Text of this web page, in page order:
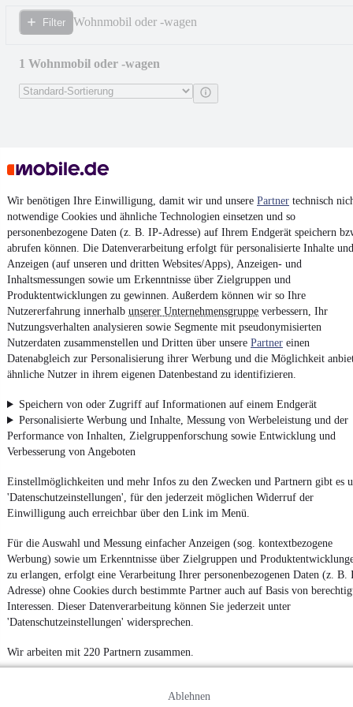
Wir benötigen Ihre Einwilligung, damit wir und unsere Partner technisch
notwendige Cookies und ähnliche Technologien einsetzen und so
personenbezogene Daten (z. B. IP-Adresse) auf Ihrem Endgerät speichern
abrufen können. Die Datenverarbeitung erfolgt für personalisierte Inhalte und
Anzeigen (auf unseren und dritten Websites/Apps), Anzeigen- und
Inhaltsmessungen sowie um Erkenntnisse über Zielgruppen und
Produktentwicklungen zu gewinnen. Außerdem können wir so Ihre
Nutzererfahrung innerhalb unserer Unternehmensgruppe verbessern, Ihr
Nutzungsverhalten analysieren sowie Segmente mit pseudonymisierten
Nutzerdaten zusammenstellen und Dritten über unsere Partner einen
Datenabgleich zur Personalisierung ihrer Werbung und die Möglichkeit
ähnliche Nutzer in ihrem eigenen Datenbestand zu identifizieren.
Speichern von oder Zugriff auf Informationen auf einem Endgerät
Personalisierte Werbung und Inhalte, Messung von Werbeleistung und der
Performance von Inhalten, Zielgruppenforschung sowie Entwicklung und
Verbesserung von Angeboten
Einstellmöglichkeiten und mehr Infos zu den Zwecken und Partnern gibt es
'Datenschutzeinstellungen', für den jederzeit möglichen Widerruf der
Einwilligung auch erreichbar über den Link im Menü.
Für die Auswahl und Messung einfacher Anzeigen (sog. kontextbezogene
Werbung) sowie um Erkenntnisse über Zielgruppen und
zu erlangen, erfolgt eine Verarbeitung Ihrer personenbezogenen Daten (z. B.
Adresse) ohne Cookies durch bestimmte Partner auch auf Basis von
Interessen. Dieser Datenverarbeitung können Sie jederzeit unter
'Datenschutzeinstellungen' widersprechen.
Wir arbeiten mit 220 Partnern zusammen.
Ablehnen
Filter Wohnmobil oder -wagen
1 Wohnmobil oder -wagen
Westfalia Columbus 550 mit Kinder-
Etagenbett
5.950 €
Finanzierung ab 62 € mtl.
Kontakt
MwSt. ausweisbar